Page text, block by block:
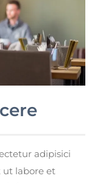
adipisici
ut labore et